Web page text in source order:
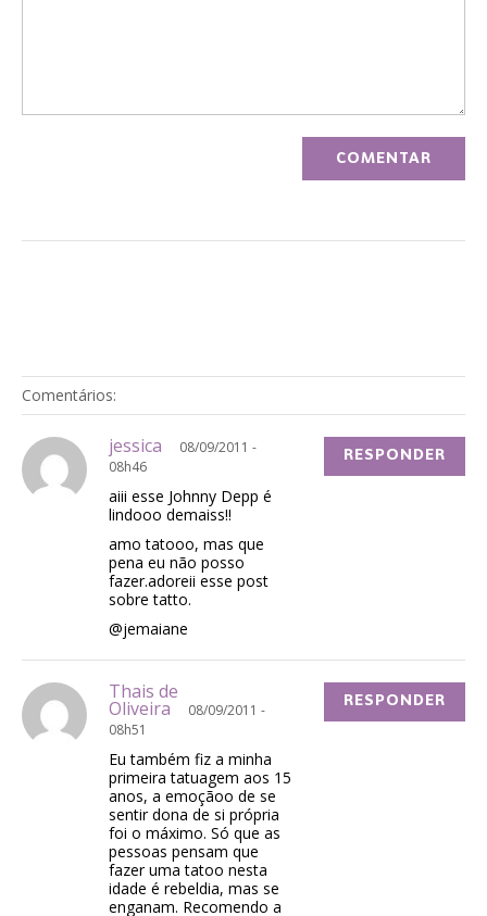
Comentários:
jessica
08/09/2011 -
08h46
aiii esse Johnny Depp é
lindooo demaiss!!
amo tatooo, mas que
pena eu não posso
fazer.adoreii esse post
sobre tatto.
@jemaiane
RESPONDER
Thais de
Oliveira
08/09/2011 -
08h51
Eu também fiz a minha
primeira tatuagem aos 15
anos, a emoçãoo de se
sentir dona de si própria
foi o máximo. Só que as
pessoas pensam que
fazer uma tatoo nesta
idade é rebeldia, mas se
enganam. Recomendo a
RESPONDER